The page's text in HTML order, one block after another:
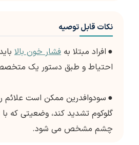
نکات قابل توصیه
● افراد مبتلا به فشار خون بالا
احتیاط و طبق دستور یک
● سودوافدرین ممکن است علائم را
گلوکوم تشدید کند، وضعیتی که
چشم مشخص می شود.